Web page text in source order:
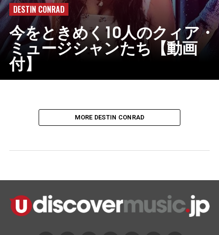
DESTIN CONRAD
今をときめく10人のクィア・
ミュージシャンたち【動画
付】
MORE DESTIN CONRAD